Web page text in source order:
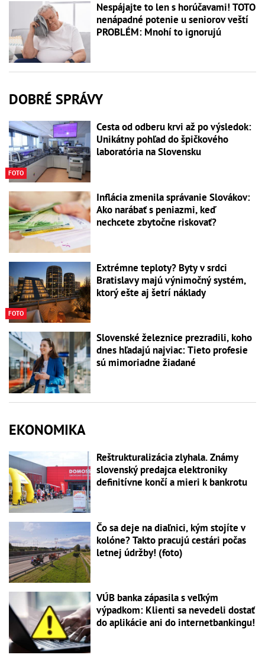
Nespájajte to len s horúčavami! TOTO
nenápadné potenie u seniorov veští
PROBLÉM: Mnohí to ignorujú
DOBRÉ SPRÁVY
FOTO
Cesta od odberu krvi až po výsledok:
Unikátny pohľad do špičkového
laboratória na Slovensku
Inflácia zmenila správanie Slovákov:
Ako narábať s peniazmi, keď
nechcete zbytočne riskovať?
FOTO
Extrémne teploty? Byty v srdci
Bratislavy majú výnimočný systém,
ktorý ešte aj šetrí náklady
Slovenské železnice prezradili, koho
dnes hľadajú najviac: Tieto profesie
sú mimoriadne žiadané
EKONOMIKA
Reštrukturalizácia zlyhala. Známy
slovenský predajca elektroniky
definitívne končí a mieri k bankrotu
Čo sa deje na diaľnici, kým stojíte v
kolóne? Takto pracujú cestári počas
letnej údržby! (foto)
VÚB banka zápasila s veľkým
výpadkom: Klienti sa nevedeli dostať
do aplikácie ani do internetbankingu!